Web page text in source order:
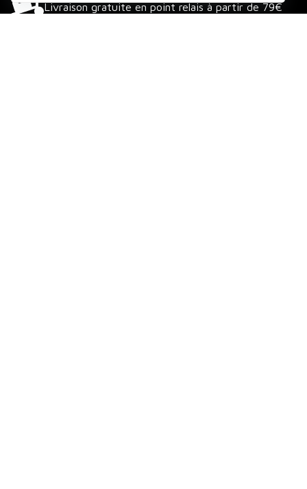
Livraison gratuite en point relais à partir de 79€